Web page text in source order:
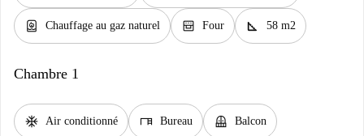
water_heater Chauffage au gaz naturel oven_gen Four square_foot 58 m2
Chambre 1
ac_unit Air conditionné desk Bureau balcony Balcon